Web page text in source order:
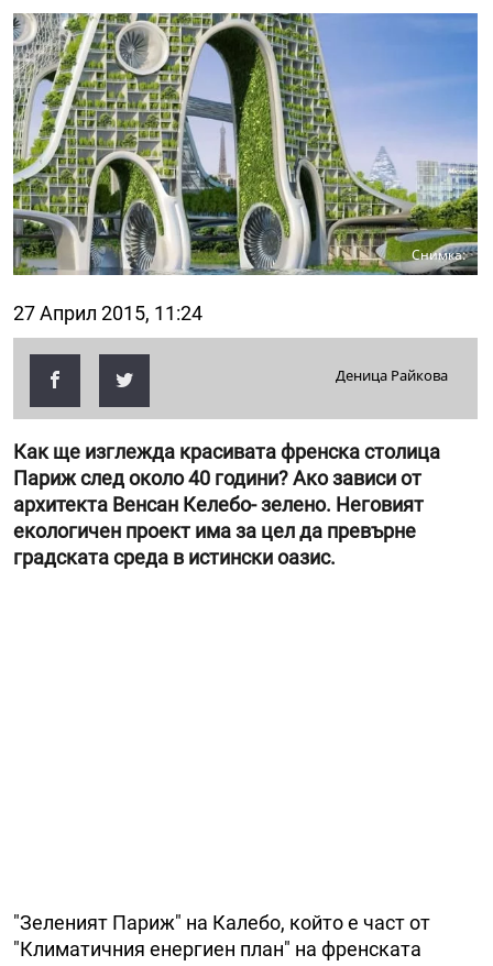
Снимка:
27 Април 2015, 11:24
Деница Райкова
Как ще изглежда красивата френска столица
Париж след около 40 години? Ако зависи от
архитекта Венсан Келебо- зелено. Неговият
екологичен проект има за цел да превърне
градската среда в истински оазис.
"Зеленият Париж" на Калебо, който е част от
"Климатичния енергиен план" на френската